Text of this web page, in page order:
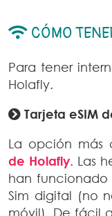
CÓMO
Para tener
Holafly.
Tarjeta eSIM
La opción más
de Holafly. Las
han funcionado
Sim digital (no
móvil). De fácil